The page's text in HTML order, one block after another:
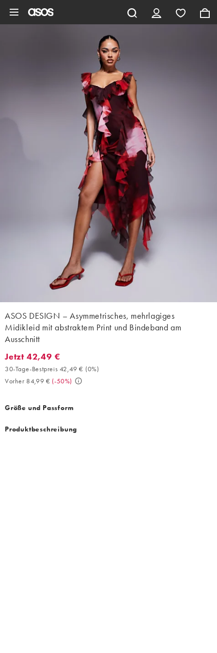
ASOS DESIGN – Asymmetrisches, mehrlagiges
Midikleid mit abstraktem Print und Bindeband am
Ausschnitt
Jetzt 42,49 €. 30-Tage-Bestpreis 42,49 € (0%). Vorher 84,99 €.
Jetzt 42,49 €
30-Tage-Bestpreis 42,49 € (0%)
Vorher 84,99 € (-50%)
Größe und Passform
Produktbeschreibung